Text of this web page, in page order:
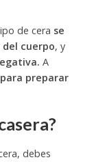
de cera se
cuerpo, y
A
preparar
debes